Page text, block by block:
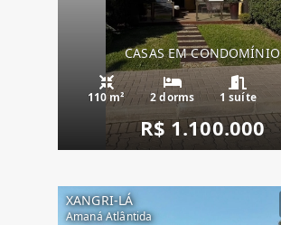
CASAS EM CONDOMÍNIO
110 m² 2 dorms 1 suíte
R$ 1.100.000
XANGRI-LÁ
Amaná Atlântida